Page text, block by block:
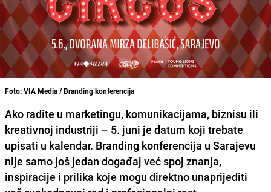
Foto: VIA Media / Branding konferencija
Ako radite u marketingu, komunikacijama, biznisu ili
kreativnoj industriji – 5. juni je datum koji trebate
upisati u kalendar. Branding konferencija u Sarajevu
nije samo još jedan događaj već spoj znanja,
inspiracije i prilika koje mogu direktno unaprijediti